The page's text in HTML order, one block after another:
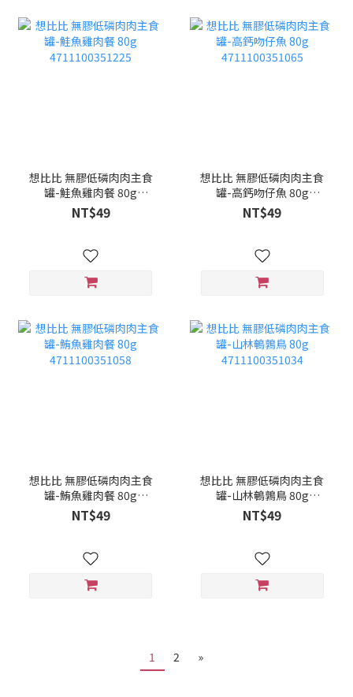
想比比 無膠低磷肉肉主食
罐-鮭魚雞肉餐 80g
4711100351225
NT$49
想比比 無膠低磷肉肉主食
罐-高鈣吻仔魚 80g
4711100351065
NT$49
想比比 無膠低磷肉肉主食
罐-鮪魚雞肉餐 80g
4711100351058
NT$49
想比比 無膠低磷肉肉主食
罐-山林鵪鶉鳥 80g
4711100351034
NT$49
1 2 »